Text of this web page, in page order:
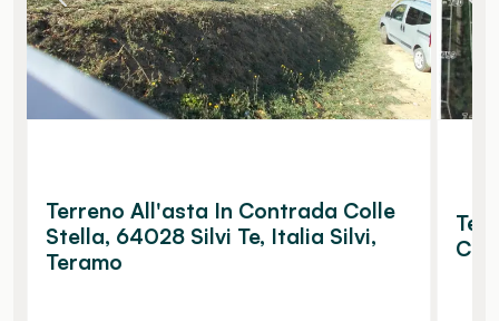
Terreno All'asta In Contrada Colle
Stella, 64028 Silvi Te, Italia Silvi,
Teramo
Ch,